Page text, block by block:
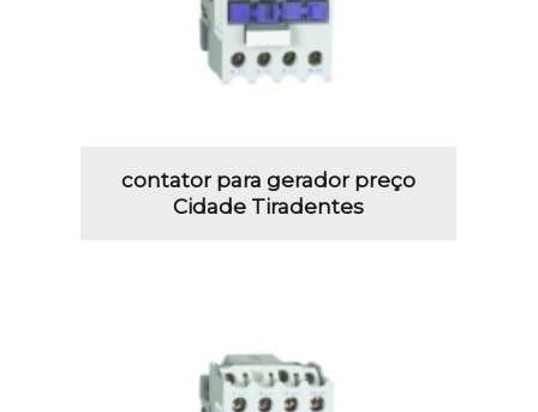
contator para gerador preço
Cidade Tiradentes